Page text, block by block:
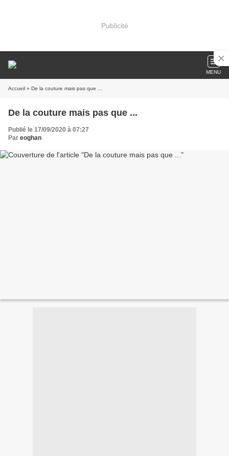
Publicité
MENU
Accueil » De la couture mais pas que ...
De la couture mais pas que ...
Publié le 17/09/2020 à 07:27
Par eoghan